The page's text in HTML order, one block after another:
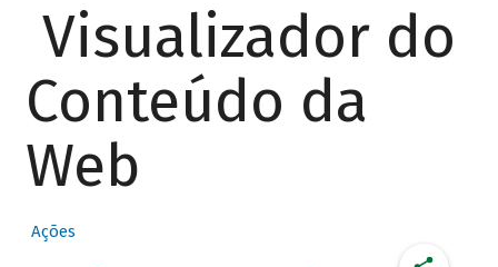
Visualizador do
Conteúdo da
Web
Ações